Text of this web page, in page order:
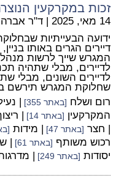
זכות במקרקעין
14 מאי, 2025 | ד"ר
ידועה הבעייתיות
דיירים הגרים באותו
המגרש שייך לרשות
לדיירים, מבלי שתהיה
לדיירים השונים, מבלי
שחלוקת המגרש תירשם
רום ושלח [באתר 355] |
המקרקעין [באתר 14] |
| חצר [באתר 47] | מידות
רכוש משותף [באתר 61] |
יסודות [באתר 249] |